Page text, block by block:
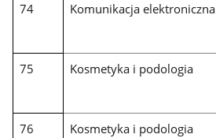
74 Komunikacja elektroniczna
75 Kosmetyka i podologia
76 Kosmetyka i podologia